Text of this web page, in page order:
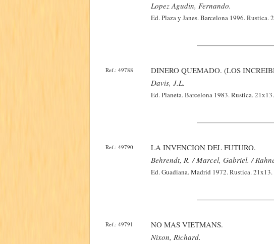
Lopez Agudin, Fernando.
Ed. Plaza y Janes. Barcelona 1996. Rustica.
Ref.: 49788
DINERO QUEMADO. (LOS
Davis, J.l.
Ed. Planeta. Barcelona 1983. Rustica.
Ref.: 49790
LA INVENCION DEL FUTURO.
Behrendt, R. / Marcel, Gabriel. /
Ed. Guadiana. Madrid 1972. Rustica.
Ref.: 49791
NO MAS VIETMANS.
Nixon, Richard.